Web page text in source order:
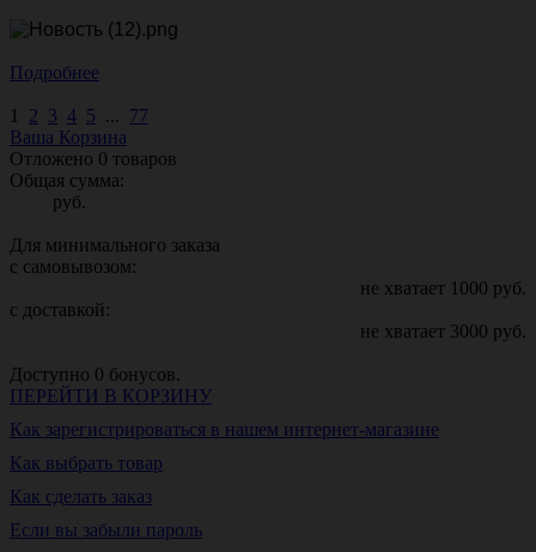
Подробнее
1 2 3 4 5 ... 77
Ваша Корзина
Отложено 0 товаров
Общая сумма:
руб.
Для минимального заказа
с самовывозом:
не хватает 1000 руб.
с доставкой:
не хватает 3000 руб.
Доступно 0 бонусов.
ПЕРЕЙТИ В КОРЗИНУ
Как зарегистрироваться в нашем интернет-магазине
Как выбрать товар
Как сделать заказ
Если вы забыли пароль